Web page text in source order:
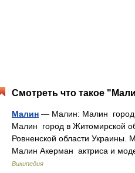
Смотреть что такое
Малин — Малин: Малин город
Малин город в Житомирской
Ровненской области Украины.
Малин Акерман актриса и
Википедия